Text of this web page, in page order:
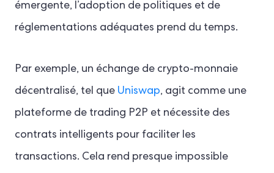
émergente, l’adoption de politiques et de
réglementations adéquates prend du temps.
Par exemple, un échange de crypto-monnaie
décentralisé, tel que Uniswap, agit comme une
plateforme de trading P2P et nécessite des
contrats intelligents pour faciliter les
transactions. Cela rend presque impossible